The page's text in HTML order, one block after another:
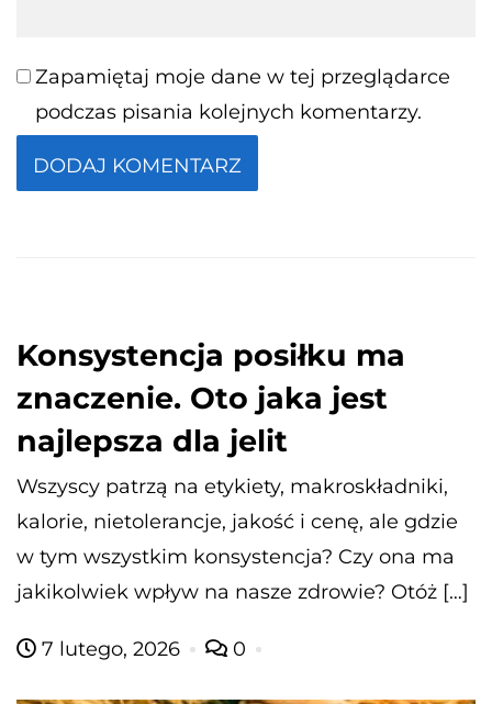
Zapamiętaj moje dane w tej przeglądarce
podczas pisania kolejnych komentarzy.
Konsystencja posiłku ma
znaczenie. Oto jaka jest
najlepsza dla jelit
Wszyscy patrzą na etykiety, makroskładniki,
kalorie, nietolerancje, jakość i cenę, ale gdzie
w tym wszystkim konsystencja? Czy ona ma
jakikolwiek wpływ na nasze zdrowie? Otóż […]
7 lutego, 2026 0